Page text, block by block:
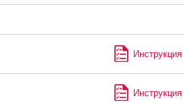
Инструкция
Инструкция